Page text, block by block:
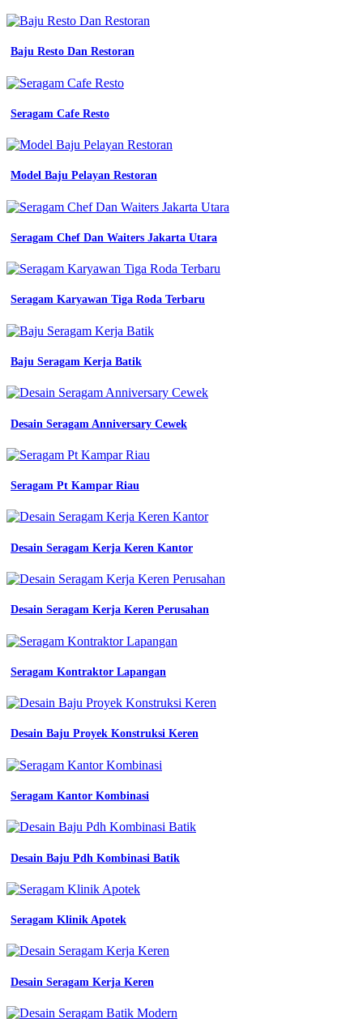
formal
modern
jual
seragam
kerja
blazer
blazer
fashion
warna
seragam
blazer
wanita
pdh
bikin
seragam
kerja
kemeja
net
warna
muda
kerja
tok
seragam
kerja
kantor
blazer
wanita
terbaru
polyester
jual
warna
Seragam
Produksi
Krian
seragam
wanita
seragam
kantor
blazer
jual
baju
casual
kantor
seragam
wanita
Baju Resto Dan Restoran
Seragam Cafe Resto
Model Baju Pelayan Restoran
Seragam Chef Dan Waiters Jakarta Utara
Seragam Karyawan Tiga Roda Terbaru
Baju Seragam Kerja Batik
Desain Seragam Anniversary Cewek
Seragam Pt Kampar Riau
Desain Seragam Kerja Keren Kantor
Desain Seragam Kerja Keren Perusahan
Seragam Kontraktor Lapangan
Desain Baju Proyek Konstruksi Keren
Seragam Kantor Kombinasi
Desain Baju Pdh Kombinasi Batik
Seragam Klinik Apotek
Desain Seragam Kerja Keren